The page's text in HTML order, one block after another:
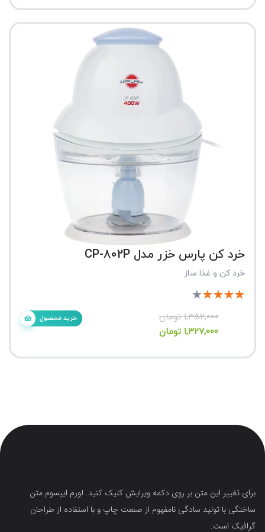
خرد کن پارس خزر مدل CP-802P
خرد کن و غذا ساز
★
★
★
★
★
1,352,000 تومان
1,327,000 تومان
خرید محصول
برای تغییر این متن بر روی دکمه ویرایش کلیک کنید. لورم ایپسوم متن
ساختگی با تولید سادگی نامفهوم از صنعت چاپ و با استفاده از طراحان
گرافیک است.